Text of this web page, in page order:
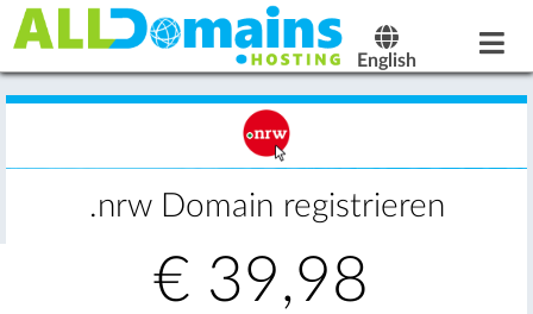
English
.nrw Domain registrieren
€ 39,98